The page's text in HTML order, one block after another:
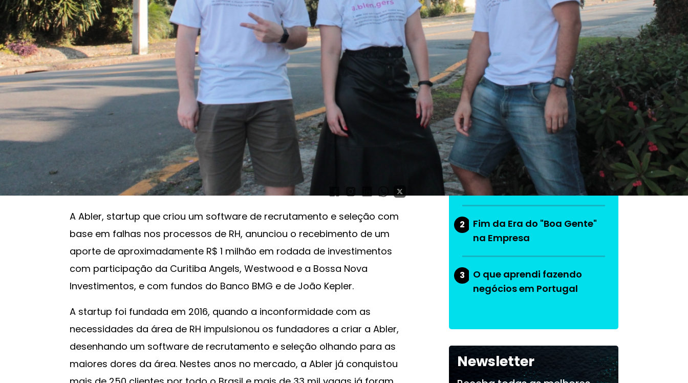
Fundadores da Abler
Recrutamento e Seleção
Startup de recrutamento e RH, Abler recebe
aporte de R$ 1 milhão
GazzConecta
04/10/2021 19:31
A Abler, startup que criou um software de recrutamento e seleção com
base em falhas nos processos de RH, anunciou o recebimento de um
aporte de aproximadamente R$ 1 milhão em rodada de investimentos
com participação da Curitiba Angels, Westwood e a Bossa Nova
Investimentos, e com fundos do Banco BMG e de João Kepler.
A startup foi fundada em 2016, quando a inconformidade com as
necessidades da área de RH impulsionou os fundadores a criar a Abler,
desenhando um software de recrutamento e seleção olhando para as
maiores dores da área. Nestes anos no mercado, a Abler já conquistou
As mais lidas da
semana
Do produto ao ecossistema:
como empresas estão
criando vantagem
competitiva
2
Fim da Era do "Boa Gente"
na Empresa
3
O que aprendi fazendo
negócios em Portugal
Newsletter